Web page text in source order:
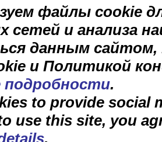
файлы cookie
сетей и анализа
данным
и Политикой
.
to provide social
use this site, you
.